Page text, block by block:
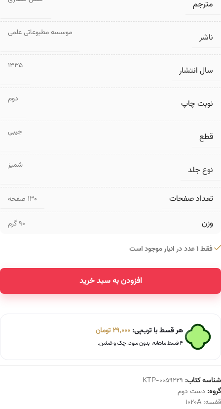
مترجم
ناشر موسسه مطبوعاتی علمی
سال انتشار 1335
نوبت چاپ دوم
قطع جیبی
نوع جلد شمیز
تعداد صفحات ۱۳۰ صفحه
وزن 90 گرم
فقط 1 عدد در انبار موجود است
افزودن به سبد خرید
هر قسط با ترب‌پی: 29,000تومان
۴ قسط ماهانه. بدون سود، چک و ضامن.
شناسه کتاب: KTP-0059229
گروه: دست دوم
قفسه: 1020A